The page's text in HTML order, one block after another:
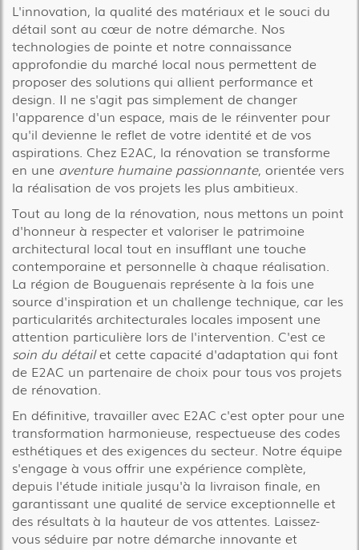
L'innovation, la qualité des matériaux et le souci du
détail sont au cœur de notre démarche. Nos
technologies de pointe et notre connaissance
approfondie du marché local nous permettent de
proposer des solutions qui allient performance et
design. Il ne s'agit pas simplement de changer
l'apparence d'un espace, mais de le réinventer pour
qu'il devienne le reflet de votre identité et de vos
aspirations. Chez E2AC, la rénovation se transforme
en une aventure humaine passionnante, orientée vers
la réalisation de vos projets les plus ambitieux.
Tout au long de la rénovation, nous mettons un point
d'honneur à respecter et valoriser le patrimoine
architectural local tout en insufflant une touche
contemporaine et personnelle à chaque réalisation.
La région de Bouguenais représente à la fois une
source d'inspiration et un challenge technique, car les
particularités architecturales locales imposent une
attention particulière lors de l'intervention. C'est ce
soin du détailet cette capacité d'adaptation qui font
de E2AC un partenaire de choix pour tous vos projets
de rénovation.
En définitive, travailler avec E2AC c'est opter pour une
transformation harmonieuse, respectueuse des codes
esthétiques et des exigences du secteur. Notre équipe
s'engage à vous offrir une expérience complète,
depuis l'étude initiale jusqu'à la livraison finale, en
garantissant une qualité de service exceptionnelle et
des résultats à la hauteur de vos attentes. Laissez-
vous séduire par notre démarche innovante et